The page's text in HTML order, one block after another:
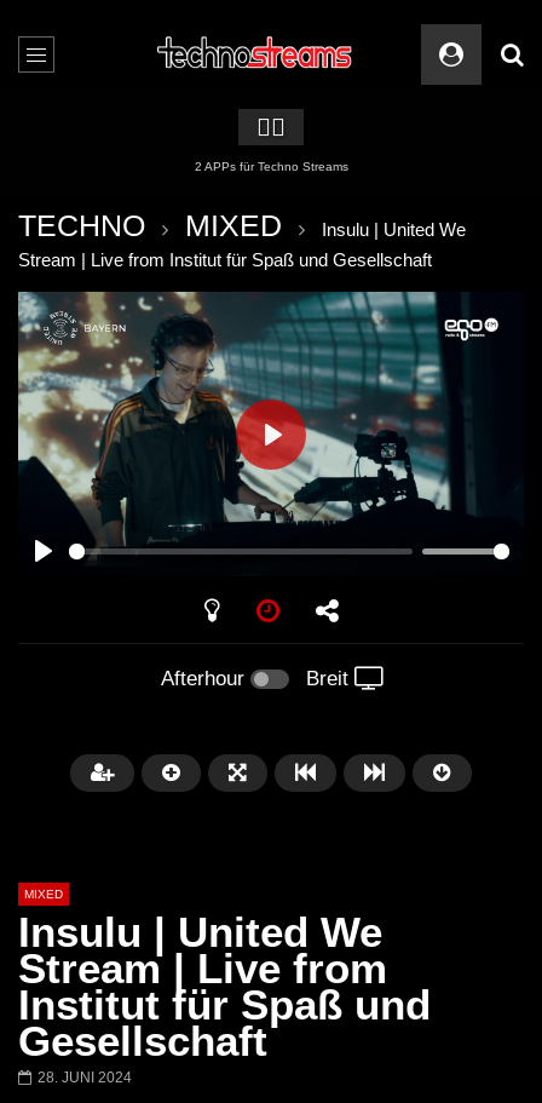
🏳️‍🌈
2 APPs für Techno Streams
TECHNO MIXED
Insulu | United We
Stream | Live from Institut für Spaß und Gesellschaft
PLAY
Afterhour Breit
Später
Barbara Lago @ Kappa
FuturFestival 2024
MIXED
Insulu | United We
Stream | Live from
Institut für Spaß und
Gesellschaft
28. JUNI 2024